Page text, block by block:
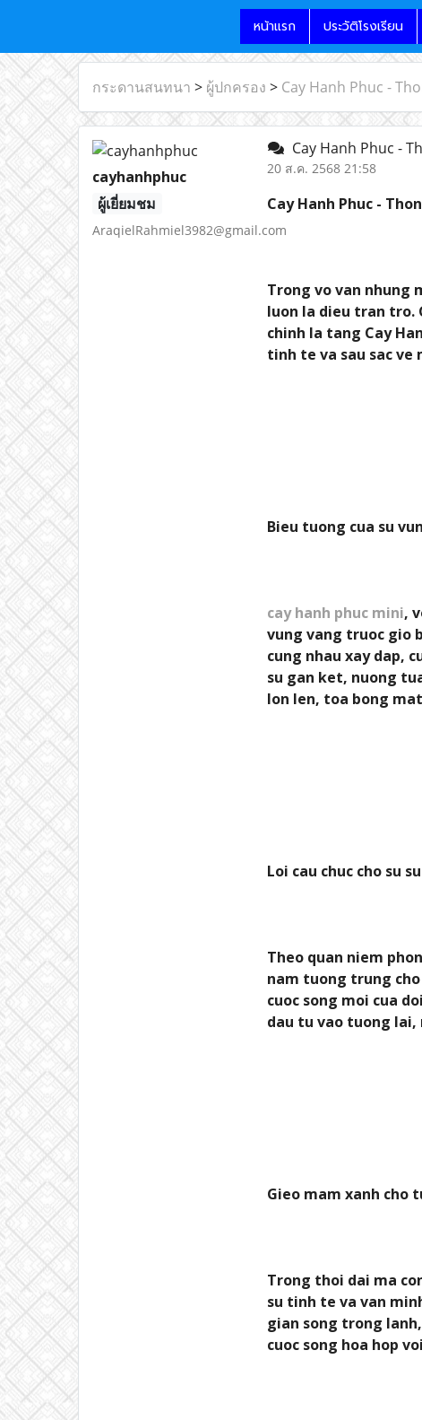
หน้าแรก ประวัติโรงเรียน
กระดานสนทนา > ผู้ปกครอง > Cay Hanh Phuc -
cayhanhphuc
ผู้เยี่ยมชม
AraqielRahmiel3982@gmail.com
Cay Hanh Phuc -
20 ส.ค. 2568 21:58
Cay Hanh Phuc -
Trong vo van nhung
luon la dieu tran tro.
chinh la tang Cay
tinh te va sau sac ve
Bieu tuong cua su
cay hanh phuc mini,
vung vang truoc gio
cung nhau xay dap,
su gan ket, nuong
lon len, toa bong
Loi cau chuc cho su
Theo quan niem
nam tuong trung cho
cuoc song moi cua
dau tu vao tuong lai,
Gieo mam xanh cho
Trong thoi dai ma
su tinh te va van
gian song trong
cuoc song hoa hop